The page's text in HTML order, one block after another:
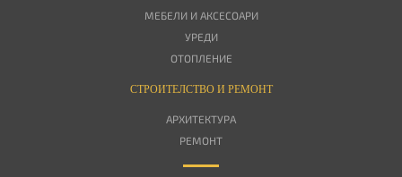
МЕБЕЛИ И АКСЕСОАРИ
УРЕДИ
ОТОПЛЕНИЕ
СТРОИТЕЛСТВО И РЕМОНТ
АРХИТЕКТУРА
РЕМОНТ